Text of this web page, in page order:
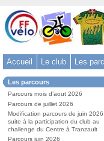
Aller
au
contenu
Aller
menu
-
Aller
à
Accueil Le club Les
Dans
la
rubrique
:
Les parcours
Parcours mois d’aout 2026
Parcours de juillet 2026
Modification parcours de juin 2026
suite à la participation du club au
challenge du Centre à Tranzault
Parcours juin 2026